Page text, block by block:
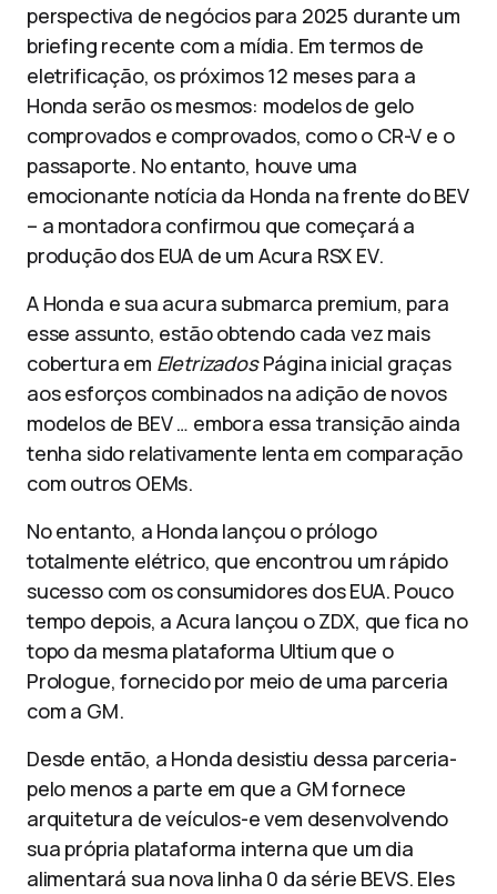
perspectiva de negócios para 2025 durante um
briefing recente com a mídia. Em termos de
eletrificação, os próximos 12 meses para a
Honda serão os mesmos: modelos de gelo
comprovados e comprovados, como o CR-V e o
passaporte. No entanto, houve uma
emocionante notícia da Honda na frente do BEV
– a montadora confirmou que começará a
produção dos EUA de um Acura RSX EV.
A Honda e sua acura submarca premium, para
esse assunto, estão obtendo cada vez mais
cobertura em EletrizadosPágina inicial graças
aos esforços combinados na adição de novos
modelos de BEV … embora essa transição ainda
tenha sido relativamente lenta em comparação
com outros OEMs.
No entanto, a Honda lançou o prólogo
totalmente elétrico, que encontrou um rápido
sucesso com os consumidores dos EUA. Pouco
tempo depois, a Acura lançou o ZDX, que fica no
topo da mesma plataforma Ultium que o
Prologue, fornecido por meio de uma parceria
com a GM.
Desde então, a Honda desistiu dessa parceria-
pelo menos a parte em que a GM fornece
arquitetura de veículos-e vem desenvolvendo
sua própria plataforma interna que um dia
alimentará sua nova linha 0 da série BEVS. Eles